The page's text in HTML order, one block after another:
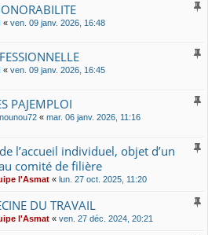
« ven. 09 janv. 2026, 16:48
« ven. 09 janv. 2026, 16:45
PAJEMPLOI
« mar. 06 janv. 2026, 11:16
l’accueil individuel, objet d’un
comité de filière
l'Asmat « lun. 27 oct. 2025, 11:20
DU TRAVAIL
l'Asmat « ven. 27 déc. 2024, 20:21